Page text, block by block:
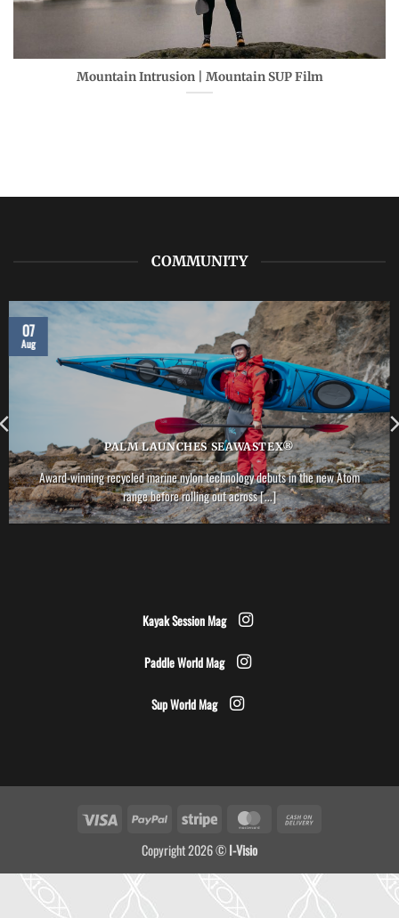
Mountain Intrusion | Mountain SUP Film
COMMUNITY
PALM LAUNCHES SEAWASTEX®
Award-winning recycled marine nylon technology debuts in the new Atom
range before rolling out across [...]
07
Aug
Kayak Session Mag
Paddle World Mag
Sup World Mag
Visa PayPal Stripe MasterCard
Copyright 2026 ©I-Visio